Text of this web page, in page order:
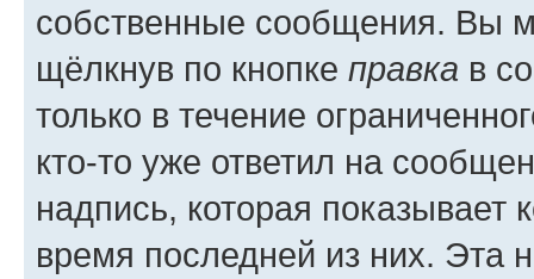
собственные сообщения. Вы
щёлкнув по кнопке правка в
только в течение
кто-то уже ответил на
надпись, которая показывает
время последней из них. Эта